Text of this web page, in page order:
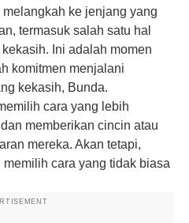
ke jenjang yang
termasuk salah satu hal
Ini adalah momen
komitmen menjalani
kekasih, Bunda.
cara yang lebih
memberikan cincin atau
mereka. Akan tetapi,
cara yang tidak biasa